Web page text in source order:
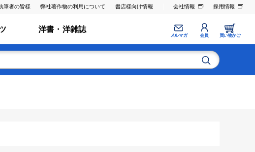
筆者の皆様 弊社著作物の利用について 書店様向け情報 会社情報 採用情報
洋書・洋雑誌
メルマガ 会員 買い物かご